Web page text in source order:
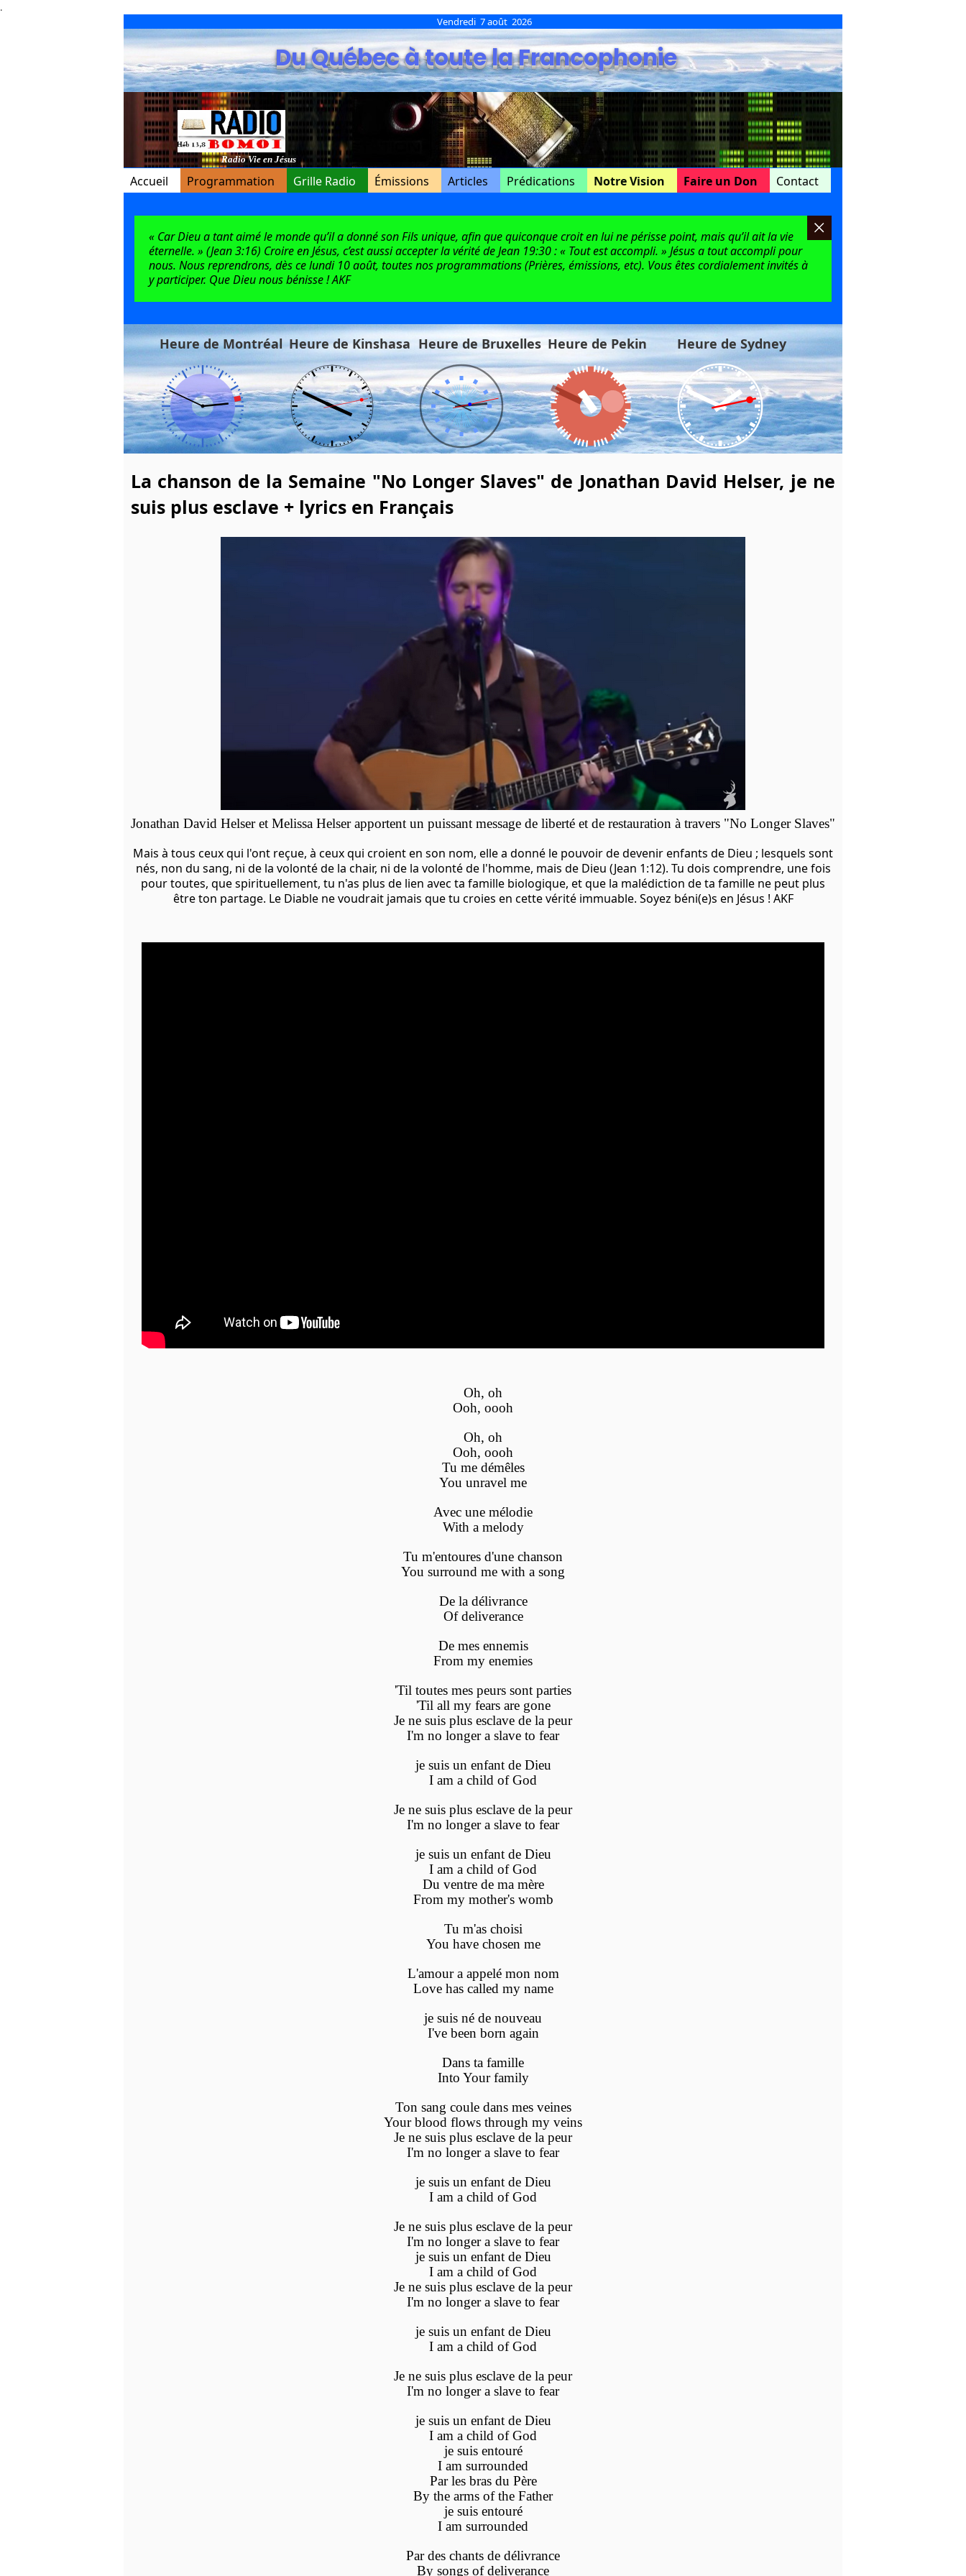
.
Vendredi 7 août 2026
Du Québec à toute la Francophonie
Radio Vie en Jésus
Accueil Programmation Grille Radio Émissions Articles Prédications Notre Vision Faire un Don Contact
« Car Dieu a tant aimé le monde qu’il a donné son Fils unique, afin que quiconque croit en lui ne périsse point, mais qu’il ait la vie
éternelle. » (Jean 3:16) Croire en Jésus, c’est aussi accepter la vérité de Jean 19:30 : « Tout est accompli. » Jésus a tout accompli pour
nous. Nous reprendrons, dès ce lundi 10 août, toutes nos programmations (Prières, émissions, etc). Vous êtes cordialement invités à
y participer. Que Dieu nous bénisse ! AKF
Heure de Montréal Heure de Kinshasa Heure de Bruxelles Heure de Pekin Heure de Sydney
La chanson de la Semaine "No Longer Slaves" de Jonathan David Helser, je ne
suis plus esclave + lyrics en Français
Jonathan David Helser et Melissa Helser apportent un puissant message de liberté et de restauration à travers "No Longer Slaves"
Mais à tous ceux qui l'ont reçue, à ceux qui croient en son nom, elle a donné le pouvoir de devenir enfants de Dieu ; lesquels sont
nés, non du sang, ni de la volonté de la chair, ni de la volonté de l'homme, mais de Dieu (Jean 1:12). Tu dois comprendre, une fois
pour toutes, que spirituellement, tu n'as plus de lien avec ta famille biologique, et que la malédiction de ta famille ne peut plus
être ton partage. Le Diable ne voudrait jamais que tu croies en cette vérité immuable. Soyez béni(e)s en Jésus ! AKF
Oh, oh
Ooh, oooh
Oh, oh
Ooh, oooh
Tu me démêles
You unravel me
Avec une mélodie
With a melody
Tu m'entoures d'une chanson
You surround me with a song
De la délivrance
Of deliverance
De mes ennemis
From my enemies
'Til toutes mes peurs sont parties
'Til all my fears are gone
Je ne suis plus esclave de la peur
I'm no longer a slave to fear
je suis un enfant de Dieu
I am a child of God
Je ne suis plus esclave de la peur
I'm no longer a slave to fear
je suis un enfant de Dieu
I am a child of God
Du ventre de ma mère
From my mother's womb
Tu m'as choisi
You have chosen me
L'amour a appelé mon nom
Love has called my name
je suis né de nouveau
I've been born again
Dans ta famille
Into Your family
Ton sang coule dans mes veines
Your blood flows through my veins
Je ne suis plus esclave de la peur
I'm no longer a slave to fear
je suis un enfant de Dieu
I am a child of God
Je ne suis plus esclave de la peur
I'm no longer a slave to fear
je suis un enfant de Dieu
I am a child of God
Je ne suis plus esclave de la peur
I'm no longer a slave to fear
je suis un enfant de Dieu
I am a child of God
Je ne suis plus esclave de la peur
I'm no longer a slave to fear
je suis un enfant de Dieu
I am a child of God
je suis entouré
I am surrounded
Par les bras du Père
By the arms of the Father
je suis entouré
I am surrounded
Par des chants de délivrance
By songs of deliverance